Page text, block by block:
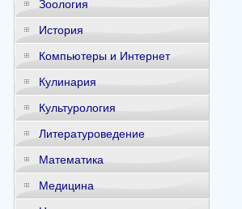
Зоология
История
Компьютеры и Интернет
Кулинария
Культурология
Литературоведение
Математика
Медицина